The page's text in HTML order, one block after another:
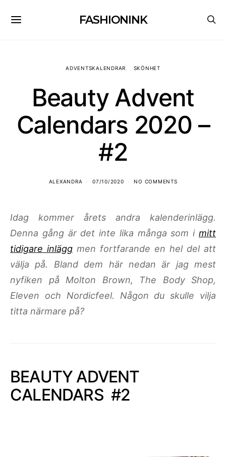
FASHIONINK
ADVENTSKALENDRAR SKÖNHET
Beauty Advent
Calendars 2020 –
#2
ALEXANDRA 07/10/2020 NO COMMENTS
Idag kommer årets andra kalenderinlägg.
Denna gång är det inte lika många som i mitt
tidigare inlägg men fortfarande en hel del att
välja på. Bland dem här nedan är jag mest
nyfiken på Molton Brown, The Body Shop,
Eleven och Nordicfeel. Någon du skulle vilja
titta närmare på?
BEAUTY ADVENT
CALENDARS #2